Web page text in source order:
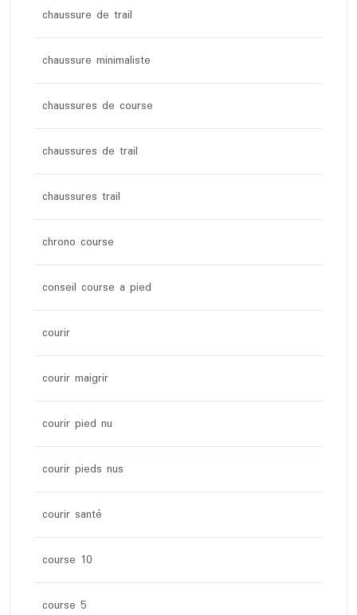
chaussure de trail
chaussure minimaliste
chaussures de course
chaussures de trail
chaussures trail
chrono course
conseil course a pied
courir
courir maigrir
courir pied nu
courir pieds nus
courir santé
course 10
course 5